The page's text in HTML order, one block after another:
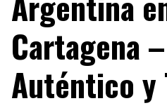
Cartagena
Auténtico y